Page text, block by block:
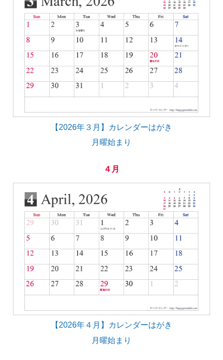
【2026年３月】カレンダーはがき
月曜始まり
４月
【2026年４月】カレンダーはがき
月曜始まり